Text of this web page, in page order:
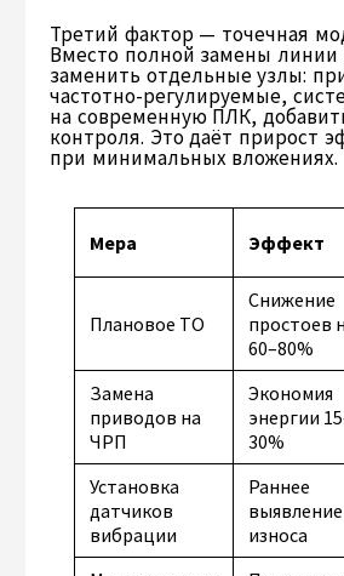
Третий фактор — точечная
Вместо полной замены
заменить отдельные узлы:
частотно-регулируемые,
на современную ПЛК,
контроля. Это даёт прирост
при минимальных вложениях.
Мера Эффект
Плановое ТО
Снижение
простоев
60–80%
Замена
приводов на
ЧРП
Экономия
энергии
30%
Установка
датчиков
вибрации
Раннее
выявление
износа